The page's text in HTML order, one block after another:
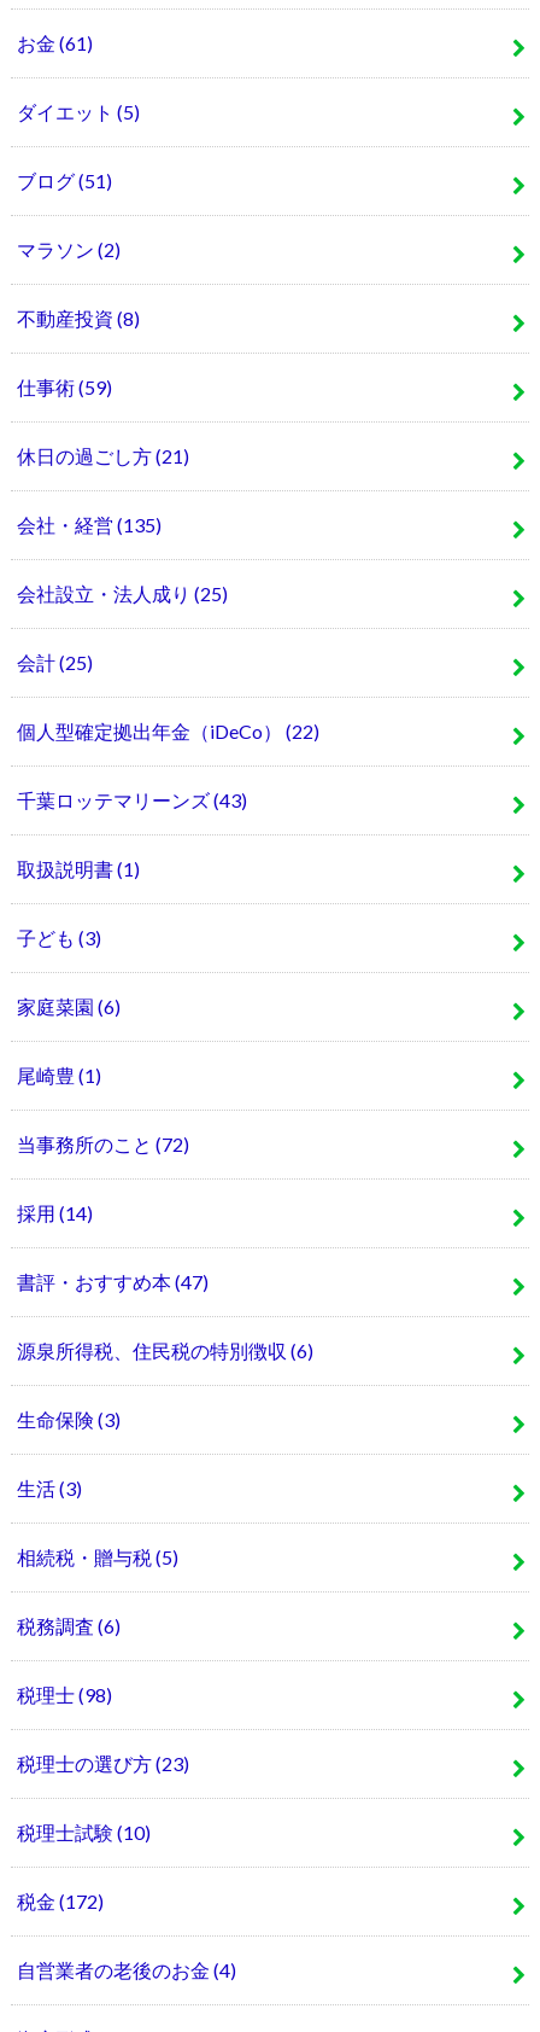
お金 (61)
ダイエット (5)
ブログ(51)
マラソン (2)
不動産投資 (8)
仕事術(59)
休日の過ごし方(21)
会社・経営 (135)
会社設立・法人成り (25)
会計(25)
個人型確定拠出年金（iDeCo） (22)
千葉ロッテマリーンズ(43)
取扱説明書(1)
子ども (3)
家庭菜園 (6)
尾崎豊 (1)
当事務所のこと (72)
採用 (14)
書評・おすすめ本(47)
源泉所得税、住民税の特別徴収 (6)
生命保険 (3)
生活(3)
相続税・贈与税 (5)
税務調査 (6)
税理士(98)
税理士の選び方(23)
税理士試験 (10)
税金 (172)
自営業者の老後のお金 (4)